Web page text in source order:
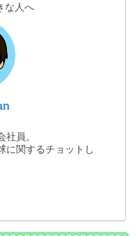
な人へ
員。
に関するチョットし